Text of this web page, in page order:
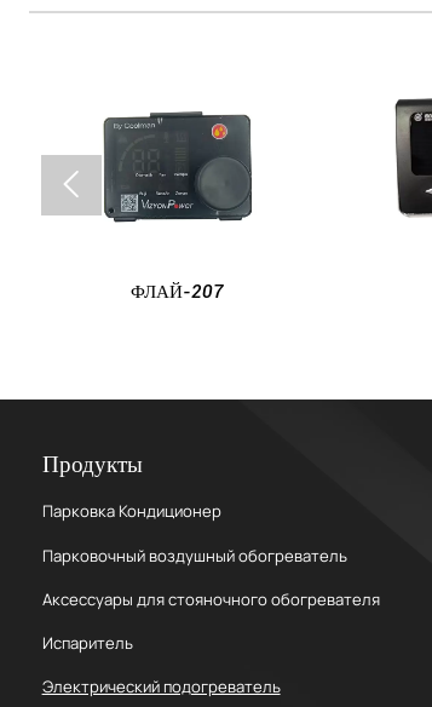
ФЛАЙ-207

Продукты
Парковка Кондиционер
Парковочный воздушный обогреватель
Аксессуары для стояночного обогревателя
Испаритель
Электрический подогреватель